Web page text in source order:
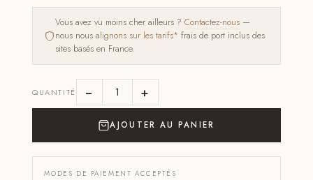
Vous avez vu moins cher ailleurs ?Contactez-nous —
nous nousalignons sur les tarifs* frais de port inclus des
sites basés en France.
QUANTITÉ − +
AJOUTER AU PANIER
MODES DE PAIEMENT ACCEPTÉS